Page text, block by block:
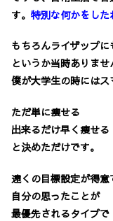
す。 特別な何かをした
もちろんライザップに
というか当時ありま
僕が大学生の時には
ただ単に痩せる
出来るだけ早く痩せる
と決めただけです。
遠くの目標設定が得意
自分の思ったことが
最優先されるタイプで